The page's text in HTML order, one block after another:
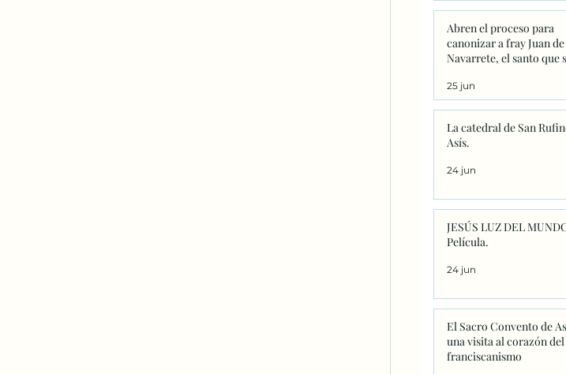
Abren el proceso para
canonizar a fray Juan de
Navarrete, el santo que
25 jun
La catedral de San
Asís.
24 jun
JESÚS LUZ DEL
Película.
24 jun
El Sacro Convento de
una visita al corazón del
franciscanismo